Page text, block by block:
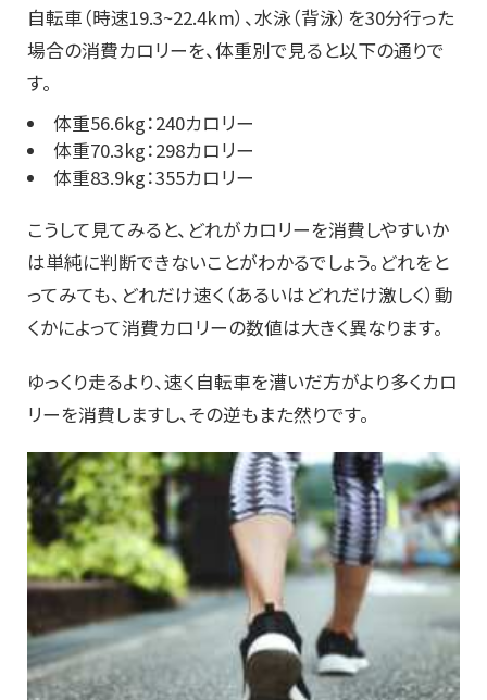
自転車（時速19.3~22.4km）、水泳（背泳）を30分行った
場合の消費カロリーを、体重別で見ると以下の通りで
す。
体重56.6kg：240カロリー
体重70.3kg：298カロリー
体重83.9kg：355カロリー
こうして見てみると、どれがカロリーを消費しやすいか
は単純に判断できないことがわかるでしょう。どれをと
ってみても、どれだけ速く（あるいはどれだけ激しく）動
くかによって消費カロリーの数値は大きく異なります。
ゆっくり走るより、速く自転車を漕いだ方がより多くカロ
リーを消費しますし、その逆もまた然りです。